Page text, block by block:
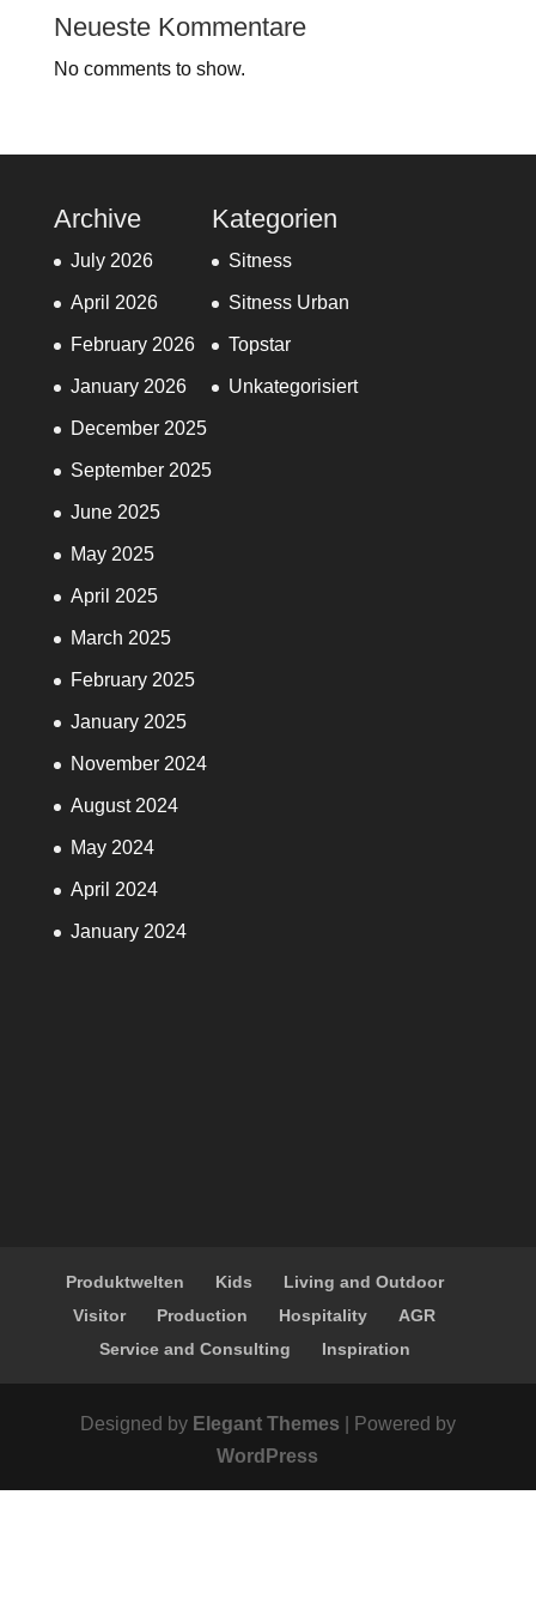
Neueste Kommentare
No comments to show.
Archive
July 2026
April 2026
February 2026
January 2026
December 2025
September 2025
June 2025
May 2025
April 2025
March 2025
February 2025
January 2025
November 2024
August 2024
May 2024
April 2024
January 2024
Kategorien
Sitness
Sitness Urban
Topstar
Unkategorisiert
Produktwelten Kids
Living and Outdoor
Visitor
Production Hospitality
AGR
Service and Consulting
Inspiration
Designed by Elegant Themes | Powered by
WordPress